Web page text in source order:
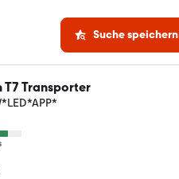
Suche speichern
T7 Transporter